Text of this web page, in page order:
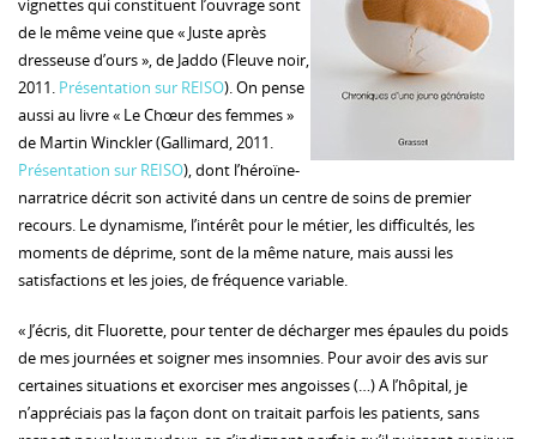
vignettes qui constituent l’ouvrage sont
de le même veine que « Juste après
dresseuse d’ours », de Jaddo (Fleuve noir,
2011. Présentation sur REISO). On pense
aussi au livre « Le Chœur des femmes »
de Martin Winckler (Gallimard, 2011.
Présentation sur REISO), dont l’héroïne-
narratrice décrit son activité dans un centre de soins de premier
recours. Le dynamisme, l’intérêt pour le métier, les difficultés, les
moments de déprime, sont de la même nature, mais aussi les
satisfactions et les joies, de fréquence variable.
« J’écris, dit Fluorette, pour tenter de décharger mes épaules du poids
de mes journées et soigner mes insomnies. Pour avoir des avis sur
certaines situations et exorciser mes angoisses (…) A l’hôpital, je
n’appréciais pas la façon dont on traitait parfois les patients, sans